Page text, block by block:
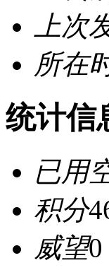
上次
所在
统计信
已用
积分
威望0